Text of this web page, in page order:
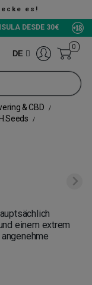
DESDE 30€
DE
0
& CBD
einem extrem